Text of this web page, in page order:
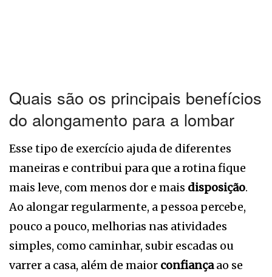
Quais são os principais benefícios
do alongamento para a lombar
Esse tipo de exercício ajuda de diferentes
maneiras e contribui para que a rotina fique
mais leve, com menos dor e mais disposição.
Ao alongar regularmente, a pessoa percebe,
pouco a pouco, melhorias nas atividades
simples, como caminhar, subir escadas ou
varrer a casa, além de maior confiançaao se